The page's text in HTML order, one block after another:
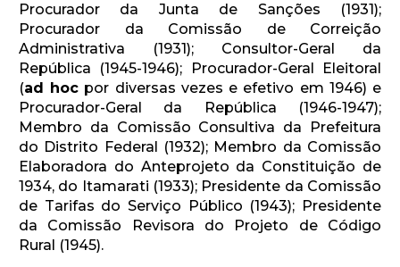
Procurador da Junta de Sanções (1931);
Procurador da Comissão de Correição
Administrativa (1931); Consultor-Geral da
República (1945-1946); Procurador-Geral Eleitoral
(ad hoc por diversas vezes e efetivo em 1946) e
Procurador-Geral da República (1946-1947);
Membro da Comissão Consultiva da Prefeitura
do Distrito Federal (1932); Membro da Comissão
Elaboradora do Anteprojeto da Constituição de
1934, do Itamarati (1933); Presidente da Comissão
de Tarifas do Serviço Público (1943); Presidente
da Comissão Revisora do Projeto de Código
Rural (1945).